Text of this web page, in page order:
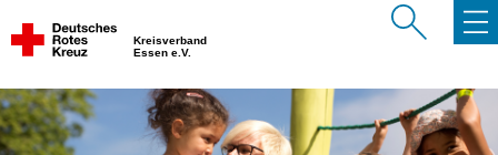
Kreisverband
Essen e.V.